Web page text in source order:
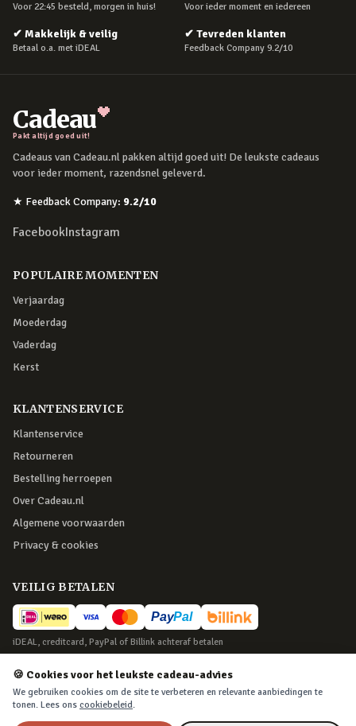
Voor 22:45 besteld, morgen in huis! Voor ieder moment en iedereen
✔ Makkelijk & veilig
Betaal o.a. met iDEAL
✔ Tevreden klanten
Feedback Company 9.2/10
Cadeau
Pakt altijd goed uit!
Cadeaus van Cadeau.nl pakken altijd goed uit! De leukste cadeaus
voor ieder moment, razendsnel geleverd.
★ Feedback Company: 9.2/10
FacebookInstagram
POPULAIRE MOMENTEN
Verjaardag
Moederdag
Vaderdag
Kerst
KLANTENSERVICE
Klantenservice
Retourneren
Bestelling herroepen
Over Cadeau.nl
Algemene voorwaarden
Privacy & cookies
VEILIG BETALEN
iDEAL, creditcard, PayPal of Billink achteraf betalen
BEZORGING
Voor 22:45 besteld, morgen in huis. Tot 365 dagen retourneren.
🍪 Cookies voor het leukste cadeau-advies
We gebruiken cookies om de site te verbeteren en relevante aanbiedingen te
tonen. Lees ons cookiebeleid.